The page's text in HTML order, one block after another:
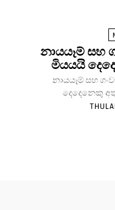
නායයෑම් සහ
මියයයි
නායයෑම් සහ
දෙදෙනෙකු